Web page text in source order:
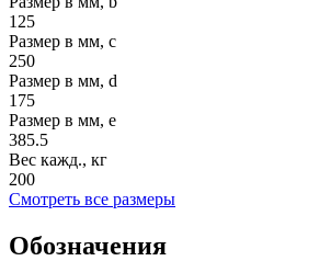
125
Размер в мм, c
250
Размер в мм, d
175
Размер в мм, e
385.5
Вес кажд., кг
200
Смотреть все размеры
Обозначения